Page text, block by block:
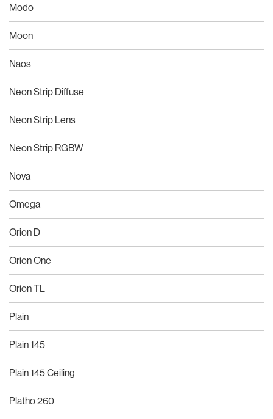
Modo
Moon
Naos
Neon Strip Diffuse
Neon Strip Lens
Neon Strip RGBW
Nova
Omega
Orion D
Orion One
Orion TL
Plain
Plain 145
Plain 145 Ceiling
Platho 260